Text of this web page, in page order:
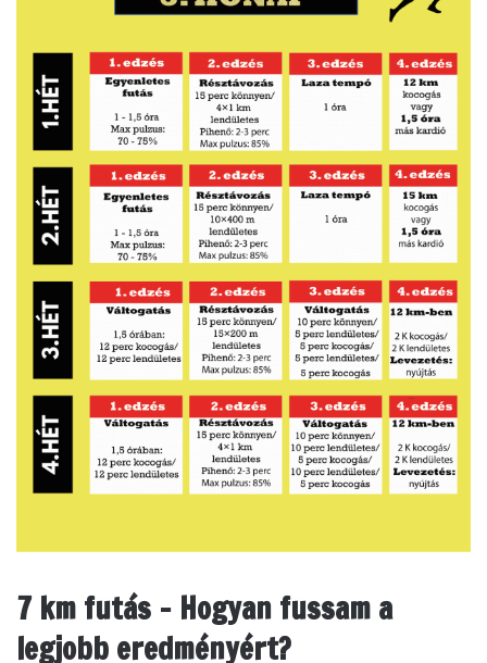
7 km futás – Hogyan fussam a
legjobb eredményért?